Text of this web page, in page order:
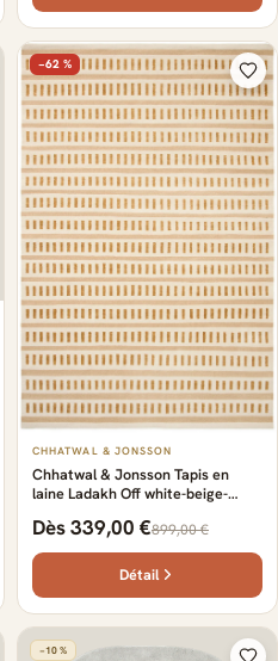
−62 %
CHHATWAL & JONSSON
Chhatwal & Jonsson Tapis en
laine Ladakh Off white-beige-
Dès 339,00 €899,00 €
Détail
−10 %